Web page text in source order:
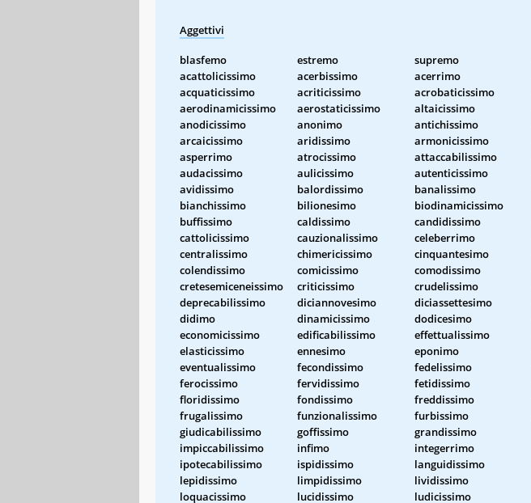
Aggettivi
blasfemo estremo supremo
acattolicissimo
acerbissimo acerrimo
acquaticissimo
acriticissimo acrobaticissimo
aerodinamicissimo
aerostaticissimo altaicissimo
anodicissimo
anonimo antichissimo
arcaicissimo
aridissimo armonicissimo
asperrimo
atrocissimo attaccabilissimo
audacissimo
aulicissimo autenticissimo
avidissimo
balordissimo banalissimo
bianchissimo
bilionesimo biodinamicissimo
buffissimo
caldissimo candidissimo
cattolicissimo
cauzionalissimo celeberrimo
centralissimo
chimericissimo cinquantesimo
colendissimo
comicissimo comodissimo
cretesemiceneissimo
criticissimo crudelissimo
deprecabilissimo
diciannovesimo diciassettesimo
didimo
dinamicissimo dodicesimo
economicissimo
edificabilissimo effettualissimo
elasticissimo
ennesimo eponimo
eventualissimo
fecondissimo fedelissimo
ferocissimo
fervidissimo fetidissimo
floridissimo
fondissimo freddissimo
frugalissimo
funzionalissimo furbissimo
giudicabilissimo
goffissimo grandissimo
impiccabilissimo
infimo integerrimo
ipotecabilissimo
ispidissimo languidissimo
lepidissimo
limpidissimo lividissimo
loquacissimo
lucidissimo ludicissimo